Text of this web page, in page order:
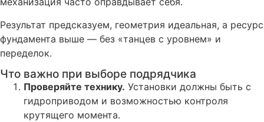
Результат предсказуем, геометрия идеальная, а ресурс
фундамента выше — без «танцев с уровнем» и
переделок.
Что важно при выборе подрядчика
Проверяйте технику. Установки должны быть с
гидроприводом и возможностью контроля
крутящего момента.